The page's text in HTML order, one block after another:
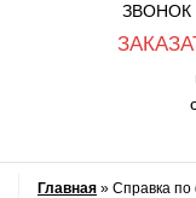
Главная » Справка по